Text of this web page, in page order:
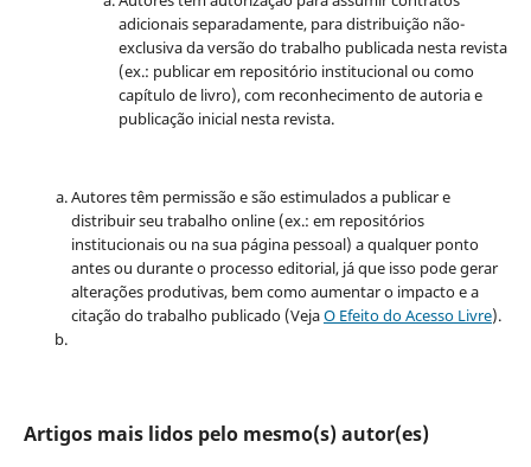
adicionais separadamente, para distribuição não-
exclusiva da versão do trabalho publicada nesta revista
(ex.: publicar em repositório institucional ou como
capítulo de livro), com reconhecimento de autoria e
publicação inicial nesta revista.
Autores têm permissão e são estimulados a publicar e
distribuir seu trabalho online (ex.: em repositórios
institucionais ou na sua página pessoal) a qualquer ponto
antes ou durante o processo editorial, já que isso pode gerar
alterações produtivas, bem como aumentar o impacto e a
citação do trabalho publicado (VejaO Efeito do Acesso Livre).
Artigos mais lidos pelo mesmo(s) autor(es)